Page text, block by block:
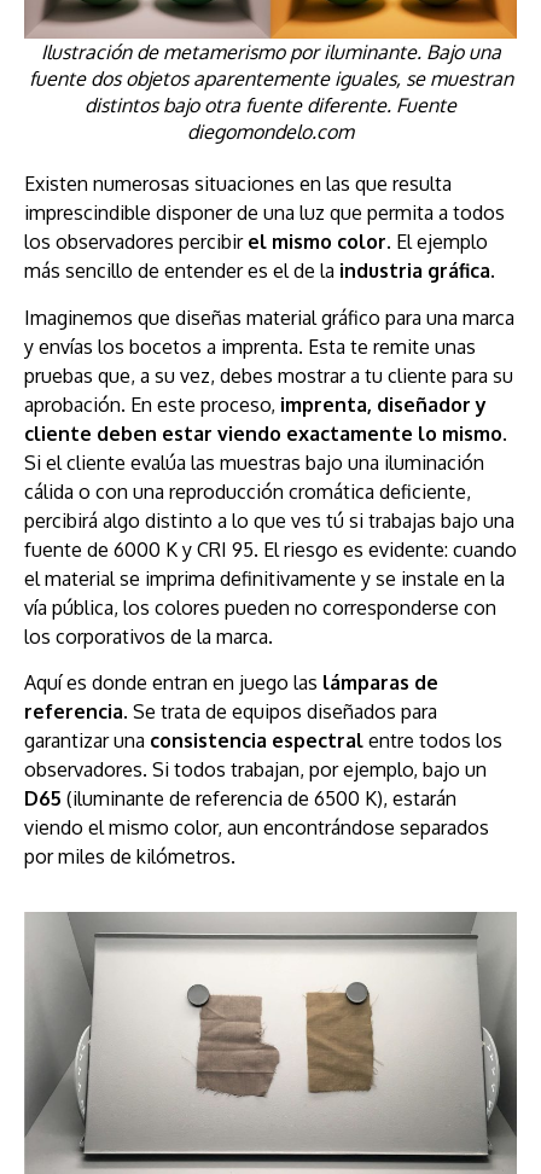
Ilustración de metamerismo por iluminante. Bajo una
fuente dos objetos aparentemente iguales, se muestran
distintos bajo otra fuente diferente. Fuente
diegomondelo.com
Existen numerosas situaciones en las que resulta
imprescindible disponer de una luz que permita a todos
los observadores percibir el mismo color. El ejemplo
más sencillo de entender es el de la industria gráfica.
Imaginemos que diseñas material gráfico para una marca
y envías los bocetos a imprenta. Esta te remite unas
pruebas que, a su vez, debes mostrar a tu cliente para su
aprobación. En este proceso, imprenta, diseñador y
cliente deben estar viendo exactamente lo mismo.
Si el cliente evalúa las muestras bajo una iluminación
cálida o con una reproducción cromática deficiente,
percibirá algo distinto a lo que ves tú si trabajas bajo una
fuente de 6000 K y CRI 95. El riesgo es evidente: cuando
el material se imprima definitivamente y se instale en la
vía pública, los colores pueden no corresponderse con
los corporativos de la marca.
Aquí es donde entran en juego las lámparas de
referencia. Se trata de equipos diseñados para
garantizar una consistencia espectral entre todos los
observadores. Si todos trabajan, por ejemplo, bajo un
D65 (iluminante de referencia de 6500 K), estarán
viendo el mismo color, aun encontrándose separados
por miles de kilómetros.